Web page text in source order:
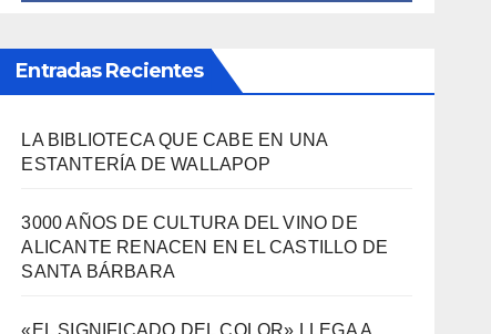
3000 AÑOS DE CULTURA DEL VINO DE
ALICANTE RENACEN EN EL CASTILLO DE
SANTA BÁRBARA
«EL SIGNIFICADO DEL COLOR» LLEGA A
DESCUBRE LAS AVENTURAS DE TINTÍN EN
EL CASTILLO DE SANTA BÁRBARA DE